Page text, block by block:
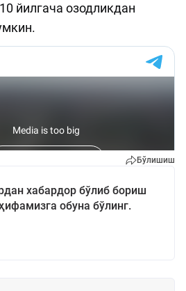
йилгача озодликдан
Бўлишиш
хабардор бўлиб бориш
обуна бўлинг.